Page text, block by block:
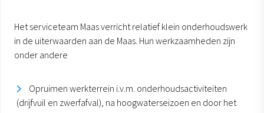
Het serviceteam Maas verricht relatief klein onderhoudswerk
in de uiterwaarden aan de Maas. Hun werkzaamheden zijn
onder andere
Opruimen werkterrein i.v.m. onderhoudsactiviteiten
(drijfvuil en zwerfafval), na hoogwaterseizoen en door het